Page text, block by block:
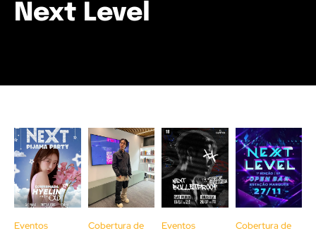
Next Level
Eventos
Cobertura de
Eventos
Cobertura de